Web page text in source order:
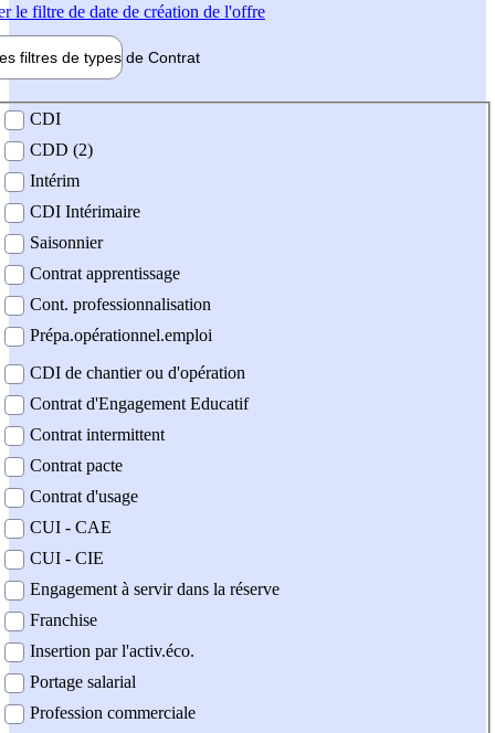
le filtre de date de création de l'offre
filtres de types de Contrat
contrat
CDI
CDD (2)
Intérim
CDI Intérimaire
Saisonnier
Contrat apprentissage
Cont. professionnalisation
Prépa.opérationnel.emploi
CDI de chantier ou d'opération
Contrat d'Engagement Educatif
Contrat intermittent
Contrat pacte
Contrat d'usage
CUI - CAE
CUI - CIE
Engagement à servir dans la réserve
Franchise
Insertion par l'activ.éco.
Portage salarial
Profession commerciale